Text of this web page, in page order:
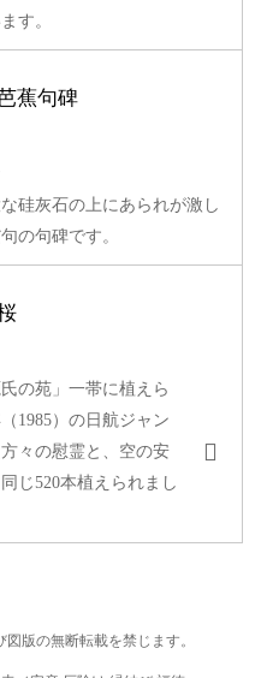
す。
蕉句碑
硅灰石の上にあられが激し
の句碑です。
の苑」一帯に植えら
1985）の日航ジャン
々の慰霊と、空の安
じ520本植えられまし
版の無断転載を禁じます。